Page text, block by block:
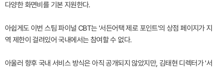
다양한 화면비를 기본 지원한다.
아쉽게도 이번 스팀 파이널 CBT는 '서든어택 제로 포인트'의 상점 페이지가 지
역 제한이 걸려있어 국내에서는 참여할 수 없다.
아울러 향후 국내 서비스 방식은 아직 공개되지 않았지만, 김태현 디렉터가 '서